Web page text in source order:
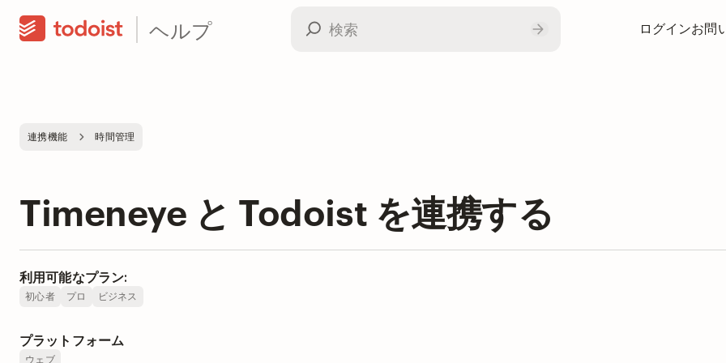
ヘルプ ログインお問
連携機能 時間管理
Timeneye と Todoist を連携する
利用可能なプラン:
初心者 プロ ビジネス
プラットフォーム
ウェブ